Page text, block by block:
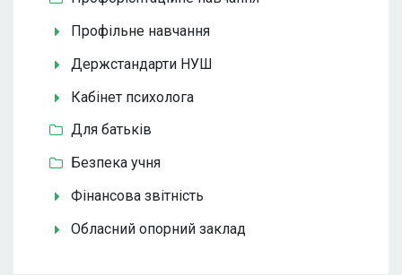
Профільне навчання
Держстандарти НУШ
Кабінет психолога
Для батьків
Безпека учня
Фінансова звітність
Обласний опорний заклад